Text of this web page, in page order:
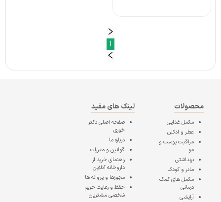
1
محصولات
مکمل غذایی
عطر و ادکلن
مراقبت پوست و
مو
بهداشتی
مادر و کودک
مکمل های کمک
درمانی
آرایشی
لینک های مفید
صفحه اصلیدکتر
خوری
درباره ما
قوانین و مقررات
راهنمای خرید از
داروخانه آنلاین
مجوزها و پروانه ها
حفظ و رعایت حریم
شخصی مشتریان